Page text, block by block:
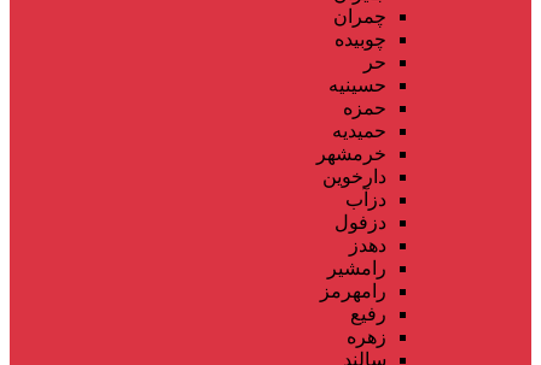
چمران
چوبیده
حر
حسینیه
حمزه
حمیدیه
خرمشهر
دارخوین
دزآب
دزفول
دهدز
رامشیر
رامهرمز
رفیع
زهره
سالند